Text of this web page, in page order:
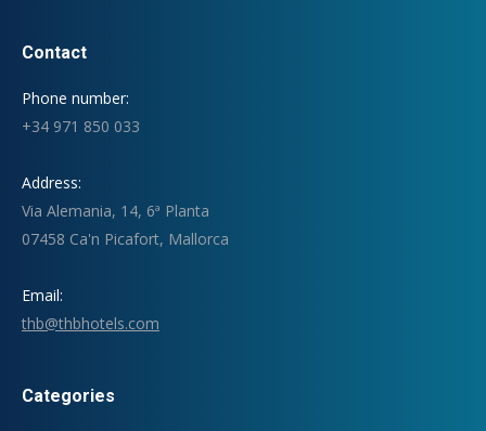
Contact
Phone number:
+34 971 850 033
Address:
Via Alemania, 14, 6ª Planta
07458 Ca'n Picafort, Mallorca
Email:
thb@thbhotels.com
Categories